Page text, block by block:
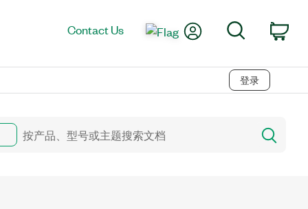
Contact Us My AccountSearch
登录